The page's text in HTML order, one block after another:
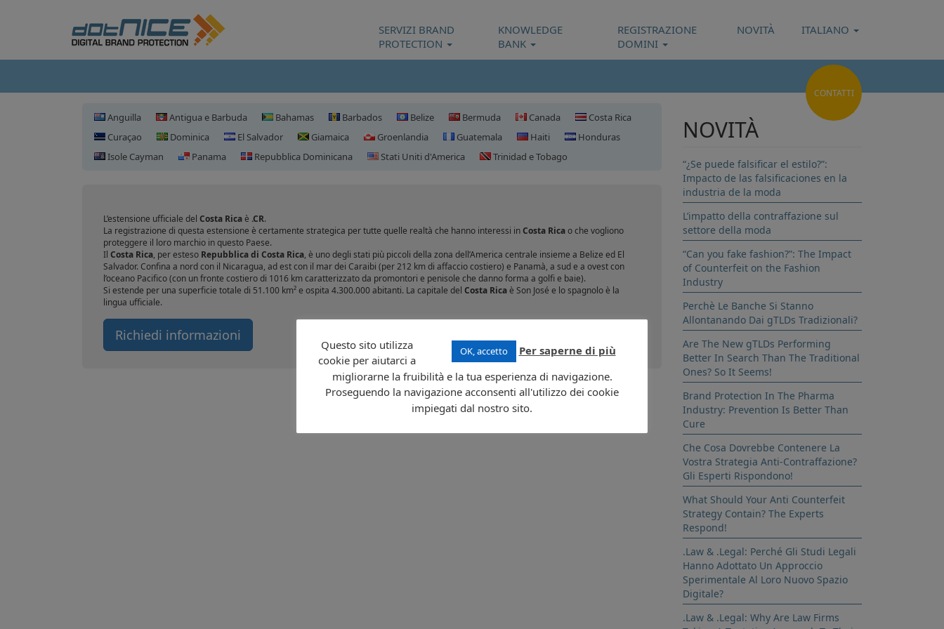
SERVIZI BRAND
PROTECTION
KNOWLEDGE
BANK
REGISTRAZIONE
DOMINI
NOVITÀ ITALIANO
Anguilla Antigua e Barbuda Bahamas Barbados Belize Bermuda Canada
Costa Rica
Curaçao
Dominica El Salvador Giamaica Groenlandia Guatemala Haiti
Honduras
Isole Cayman
Panama Repubblica Dominicana Stati Uniti d'America Trinidad e Tobago
Registrazione domini Costa Rica
L’estensione ufficiale del Costa Ricaè .CR.
La registrazione di questa estensione è certamente strategica per tutte quelle realtà che hanno interessi inCosta Ricao che vogliono
proteggere il loro marchio in questo Paese.
Il Costa Rica, per esteso Repubblica di Costa Rica, è uno degli stati più piccoli della zona dell’America centrale insieme a Belize ed El
Salvador. Confina a nord con il Nicaragua, ad est con il mar dei Caraibi (per 212 km di affaccio costiero) e Panamà, a sud e a ovest con
l’oceano Pacifico (con un fronte costiero di 1016 km caratterizzato da promontori e penisole che danno forma a golfi e baie).
Si estende per una superficie totale di 51.100 km² e ospita 4.300.000 abitanti. La capitale del Costa Ricaè Son José e lo spagnolo è la
lingua ufficiale.
Richiedi informazioni
CONTATTI
NOVITÀ
“¿Se puede falsificar el estilo?”:
Impacto de las falsificaciones en la
industria de la moda
L’impatto della contraffazione sul
settore della moda
“Can you fake fashion?”: The Impact
of Counterfeit on the Fashion
Industry
Perchè Le Banche Si Stanno
Allontanando Dai gTLDs Tradizionali?
Are The New gTLDs Performing
Better In Search Than The Traditional
Ones? So It Seems!
Brand Protection In The Pharma
Industry: Prevention Is Better Than
Cure
Che Cosa Dovrebbe Contenere La
Vostra Strategia Anti-Contraffazione?
Gli Esperti Rispondono!
What Should Your Anti Counterfeit
Strategy Contain? The Experts
Respond!
.Law & .Legal: Perché Gli Studi Legali
Hanno Adottato Un Approccio
Sperimentale Al Loro Nuovo Spazio
Digitale?
.Law & .Legal: Why Are Law Firms
OK, accetto Per saperne di più
Questo sito utilizza
cookie per aiutarci a
migliorarne la fruibilità e la tua esperienza di navigazione.
Proseguendo la navigazione acconsenti all'utilizzo dei cookie
impiegati dal nostro sito.